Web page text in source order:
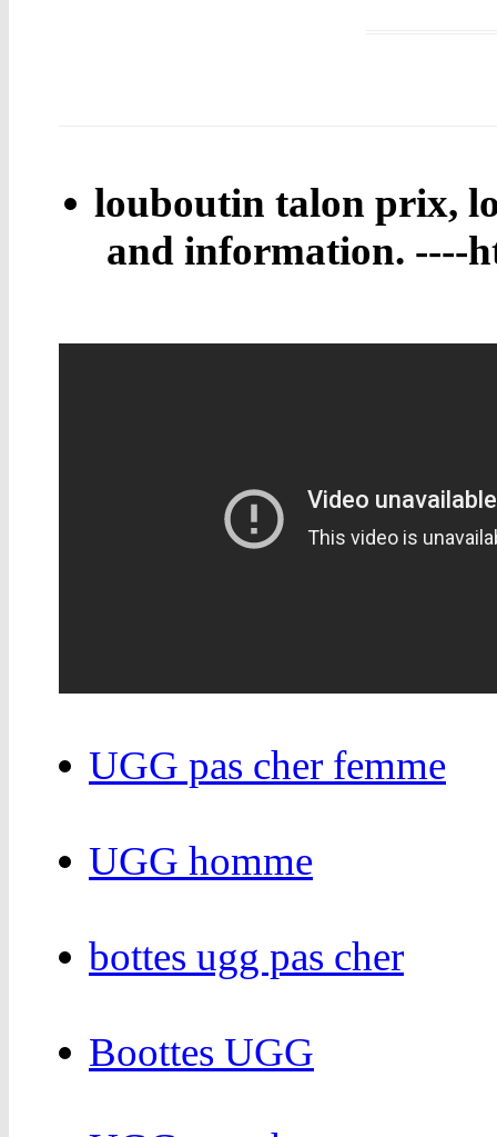
louboutin talon prix,
and information. ----
UGG pas cher femme
UGG homme
bottes ugg pas cher
Boottes UGG